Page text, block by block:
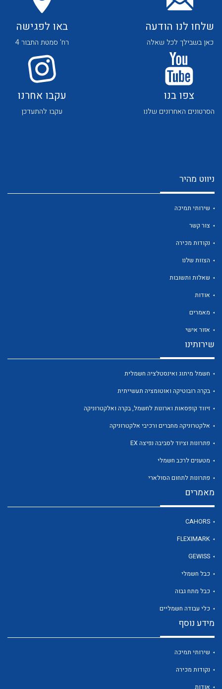
לכל מוצרי היצרן לכל מוצרי היצרן
לכל מוצרי היצרן
לכל מוצרי היצרן
שלחו לנו הודעה
כאן בשבילך לכל שאלה
באו לפגישה
רח' סמטת התבור 4
צפו בנו
הסרטונים האחרונים שלנו
עקבו אחרנו
עקבו להתעדכן
ניווט מהיר
שירותי תמיכה
צור קשר
נקודות מכירה
הצוות שלנו
שאלות ותשובות
אודות
מאמרים
אזור אישי
שירותינו
חשמל מיתוג ואינסטלציה חשמלית
בקרה רובוטיקה ואוטומציה תעשייתית
זיווד קופסאות וארונות לחשמל, בקרה ואלקטרוניקה
אלקטרוניקה מחברים ורכיבי אלקטרוניקה
פתרונות וציוד לסביבה נפיצה EX
מטענים לרכב חשמלי
פתרונות לתחום הסולארי
מאמרים
CAHORS
FLEXIMARK
GEWISS
כבל חשמלי
כבל מתח גבוה
כלי עבודה חשמליים
מידע נוסף
שירותי תמיכה
נקודות מכירה
אודות